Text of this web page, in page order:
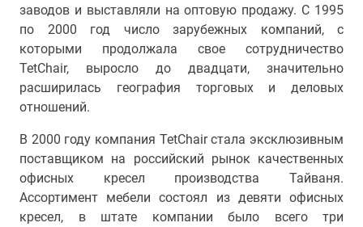
заводов и выставляли на оптовую продажу. С 1995
по 2000 год число зарубежных компаний, с
которыми продолжала свое сотрудничество
TetChair, выросло до двадцати, значительно
расширилась география торговых и деловых
отношений.
В 2000 году компания TetChair стала эксклюзивным
поставщиком на российский рынок качественных
офисных кресел производства Тайваня.
Ассортимент мебели состоял из девяти офисных
кресел, в штате компании было всего три